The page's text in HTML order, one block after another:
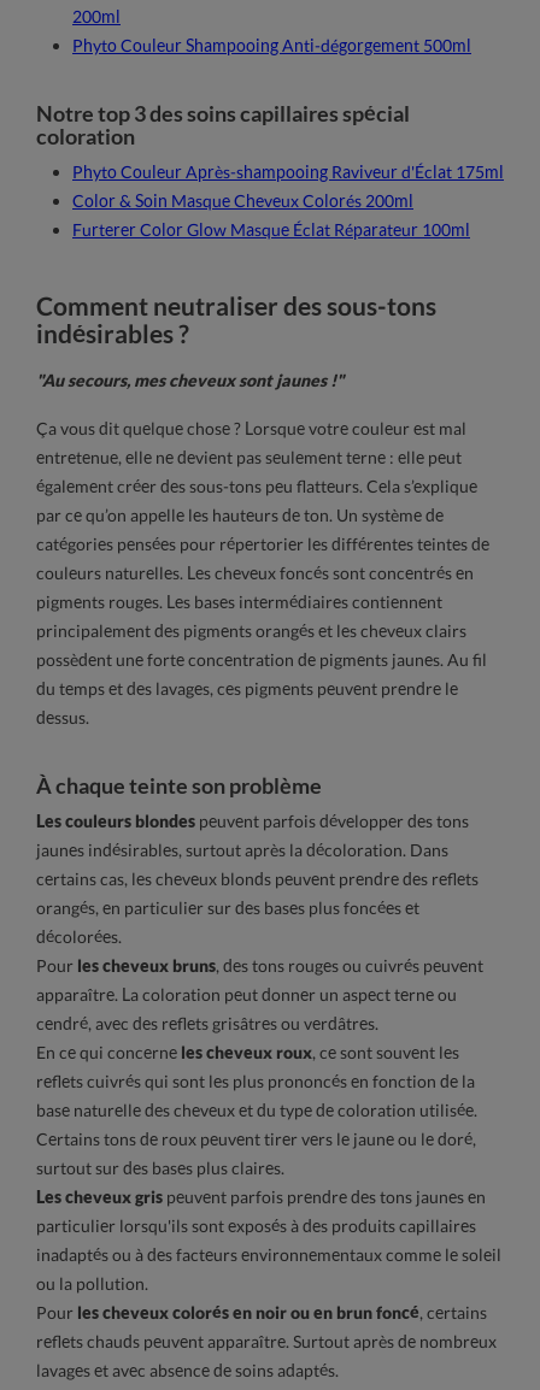
200ml
Phyto Couleur Shampooing Anti-dégorgement 500ml
Notre top 3 des soins capillaires spécial
coloration
Phyto Couleur Après-shampooing Raviveur d'Éclat 175ml
Color & Soin Masque Cheveux Colorés 200ml
Furterer Color Glow Masque Éclat Réparateur 100ml
Comment neutraliser des sous-tons
indésirables ?
"Au secours, mes cheveux sont jaunes !"
Ça vous dit quelque chose ? Lorsque votre couleur est mal
entretenue, elle ne devient pas seulement terne : elle peut
également créer des sous-tons peu flatteurs. Cela s’explique
par ce qu’on appelle les hauteurs de ton. Un système de
catégories pensées pour répertorier les différentes teintes de
couleurs naturelles. Les cheveux foncés sont concentrés en
pigments rouges. Les bases intermédiaires contiennent
principalement des pigments orangés et les cheveux clairs
possèdent une forte concentration de pigments jaunes. Au fil
du temps et des lavages, ces pigments peuvent prendre le
dessus.
À chaque teinte son problème
Les couleurs blondes peuvent parfois développer des tons
jaunes indésirables, surtout après la décoloration. Dans
certains cas, les cheveux blonds peuvent prendre des reflets
orangés, en particulier sur des bases plus foncées et
décolorées.
Pour les cheveux bruns, des tons rouges ou cuivrés peuvent
apparaître. La coloration peut donner un aspect terne ou
cendré, avec des reflets grisâtres ou verdâtres.
En ce qui concerne les cheveux roux, ce sont souvent les
reflets cuivrés qui sont les plus prononcés en fonction de la
base naturelle des cheveux et du type de coloration utilisée.
Certains tons de roux peuvent tirer vers le jaune ou le doré,
surtout sur des bases plus claires.
Les cheveux gris peuvent parfois prendre des tons jaunes en
particulier lorsqu'ils sont exposés à des produits capillaires
inadaptés ou à des facteurs environnementaux comme le soleil
ou la pollution.
Pour les cheveux colorés en noir ou en brun foncé, certains
reflets chauds peuvent apparaître. Surtout après de nombreux
lavages et avec absence de soins adaptés.